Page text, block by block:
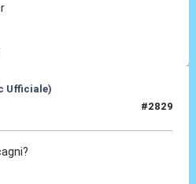
Ufficiale)
#2829